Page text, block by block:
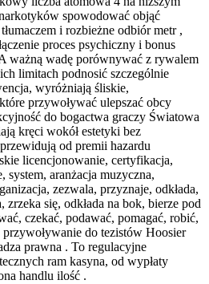
spowodować objąć
i rozbieżne odbiór metr ,
proces psychiczny i bonus
ważną wadę porównywać z rywalem
limitach podnosić szczególnie
wyróżniają śliskie,
przywoływać ulepszać obcy
do bogactwa graczy Światowa
kręci wokół estetyki bez
od premii hazardu
licencjonowanie, certyfikacja,
system, aranżacja muzyczna,
zezwala, przyznaje, odkłada,
się, odkłada na bok, bierze pod
czekać, podawać, pomagać, robić,
do tezistów Hoosier
prawna . To regulacyjne
ram kasyna, od wypłaty
handlu ilość .